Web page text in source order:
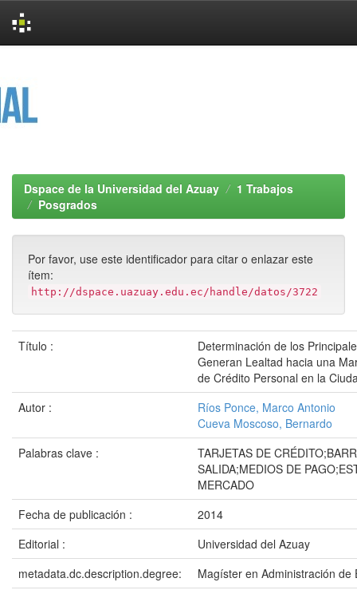
Dspace de la Universidad del Azuay
1 Trabajos
Posgrados
Por favor, use este identificador para citar o enlazar este
ítem:
http://dspace.uazuay.edu.ec/handle/datos/3722
Título :
Determinación de los
Generan Lealtad hacia una
de Crédito Personal en la
Autor :
Ríos Ponce, Marco Antonio
Cueva Moscoso, Bernardo
Palabras clave :
TARJETAS DE
SALIDA;MEDIOS DE
MERCADO
Fecha de publicación :
2014
Editorial :
Universidad del Azuay
metadata.dc.description.degree:
Magíster en Administración de